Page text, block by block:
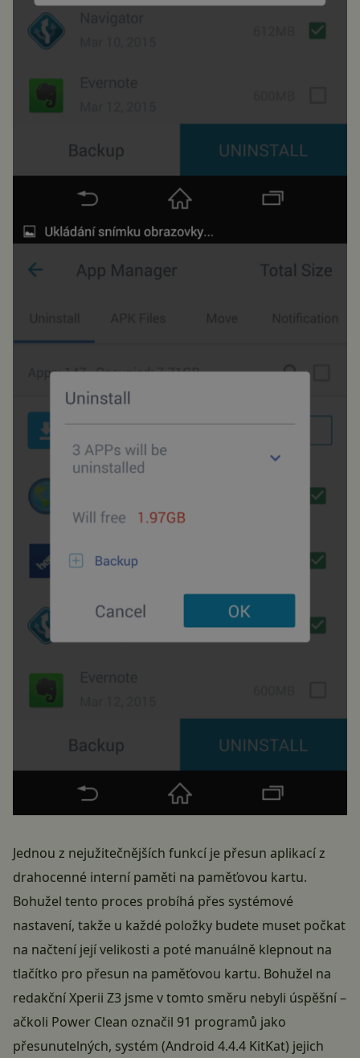
Jednou z nejužitečnějších funkcí je přesun aplikací z
drahocenné interní paměti na paměťovou kartu.
Bohužel tento proces probíhá přes systémové
nastavení, takže u každé položky budete muset počkat
na načtení její velikosti a poté manuálně klepnout na
tlačítko pro přesun na paměťovou kartu. Bohužel na
redakční Xperii Z3 jsme v tomto směru nebyli úspěšní –
ačkoli Power Clean označil 91 programů jako
přesunutelných, systém (Android 4.4.4 KitKat) jejich